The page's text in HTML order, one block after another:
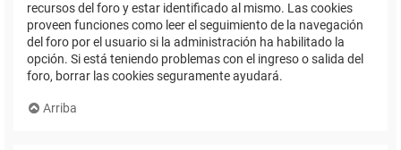
recursos del foro y estar identificado al mismo. Las cookies
proveen funciones como leer el seguimiento de la navegación
del foro por el usuario si la administración ha habilitado la
opción. Si está teniendo problemas con el ingreso o salida del
foro, borrar las cookies seguramente ayudará.
Arriba